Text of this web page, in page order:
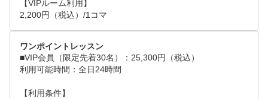
【VIPルーム利用】
2,200円（税込）/1コマ
ワンポイントレッスン
■VIP会員（限定先着30名）：25,300円（税込）
利用可能時間：全日24時間
【利用条件】